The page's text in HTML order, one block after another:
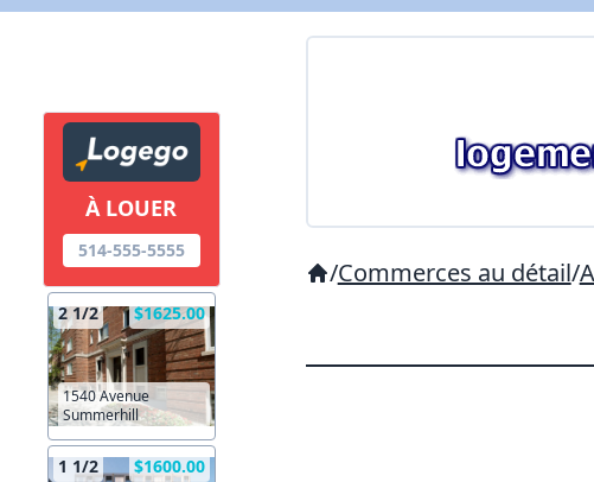
À LOUER
514-555-5555
2 1/2 $1625.00
1540 Avenue
Summerhill
1 1/2 $1600.00
/Commerces au détail/